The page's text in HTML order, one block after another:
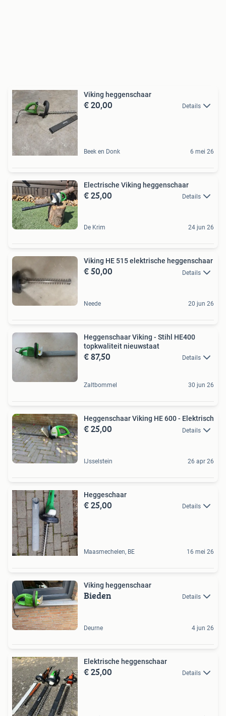
Viking heggenschaar
€ 20,00 Details
Beek en Donk 6 mei 26
Electrische Viking heggenschaar
€ 25,00 Details
De Krim 24 jun 26
Viking HE 515 elektrische heggenschaar
€ 50,00 Details
Neede 20 jun 26
Heggenschaar Viking - Stihl HE400
topkwaliteit nieuwstaat
€ 87,50 Details
Zaltbommel 30 jun 26
Heggenschaar Viking HE 600 - Elektrisch
€ 25,00 Details
IJsselstein 26 apr 26
Heggeschaar
€ 25,00 Details
Maasmechelen, BE 16 mei 26
Viking heggenschaar
Bieden Details
Deurne 4 jun 26
Elektrische heggenschaar
€ 25,00 Details